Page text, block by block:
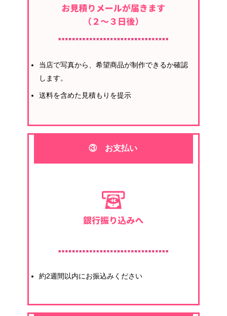
当店で写真から、希望商品が制作できるか確認
します。
送料を含めた見積もりを提示
③ お支払い
約2週間以内にお振込みください